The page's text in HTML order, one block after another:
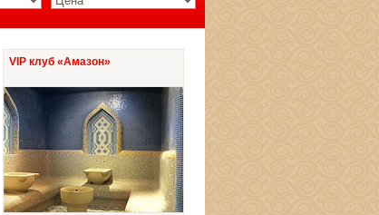
VIP клуб «Амазон»